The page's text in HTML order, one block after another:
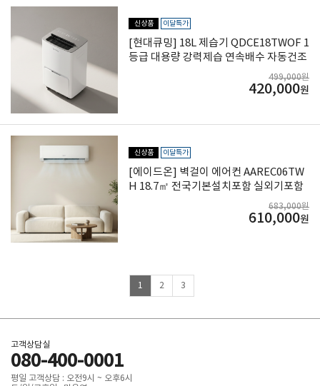
신상품 이달특가
[현대큐밍] 18L 제습기 QDCE18TWOF 1
등급 대용량 강력제습 연속배수 자동건조
499,000원
420,000원
신상품 이달특가
[에이드온] 벽걸이 에어컨 AAREC06TW
H 18.7㎡ 전국기본설치포함 실외기포함
683,000원
610,000원
1 2 3
고객상담실
080-400-0001
평일 고객상담 : 오전9시 ~ 오후6시